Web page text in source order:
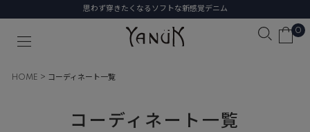
思わず穿きたくなるソフトな新感覚デニム
0
HOME コーディネート一覧
コーディネート一覧